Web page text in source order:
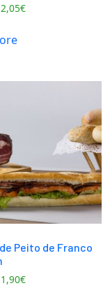
€
Peito de Franco
€